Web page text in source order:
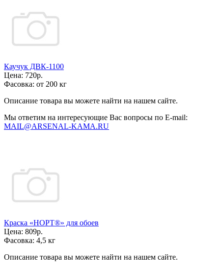
Каучук ДВК-1100
Цена: 720р.
Фасовка: от 200 кг
Описание товара вы можете найти на нашем сайте.
Мы ответим на интересующие Вас вопросы по E-mail:
MAIL@ARSENAL-KAMA.RU
Краска «НОРТ®» для обоев
Цена: 809р.
Фасовка: 4,5 кг
Описание товара вы можете найти на нашем сайте.